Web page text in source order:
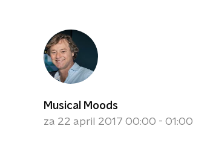
Musical Moods
za 22 april 2017 00:00 - 01:00